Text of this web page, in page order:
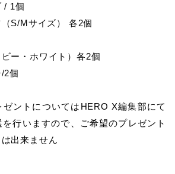
/ 1個
S/Mサイズ） 各2個
ー・ホワイト）各2個
2個
ントについてはHERO X編集部にて
行いますので、ご希望のプレゼント
出来ません